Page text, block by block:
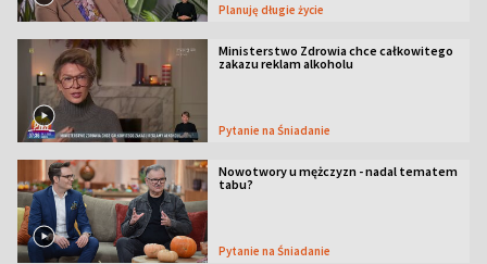
Planuję długie życie
Ministerstwo Zdrowia chce całkowitego
zakazu reklam alkoholu
Pytanie na Śniadanie
Nowotwory u mężczyzn - nadal tematem
tabu?
Pytanie na Śniadanie